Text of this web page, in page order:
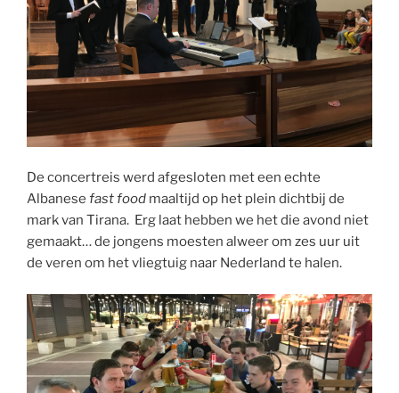
De concertreis werd afgesloten met een echte
Albanese fast food maaltijd op het plein dichtbij de
mark van Tirana. Erg laat hebben we het die avond niet
gemaakt… de jongens moesten alweer om zes uur uit
de veren om het vliegtuig naar Nederland te halen.